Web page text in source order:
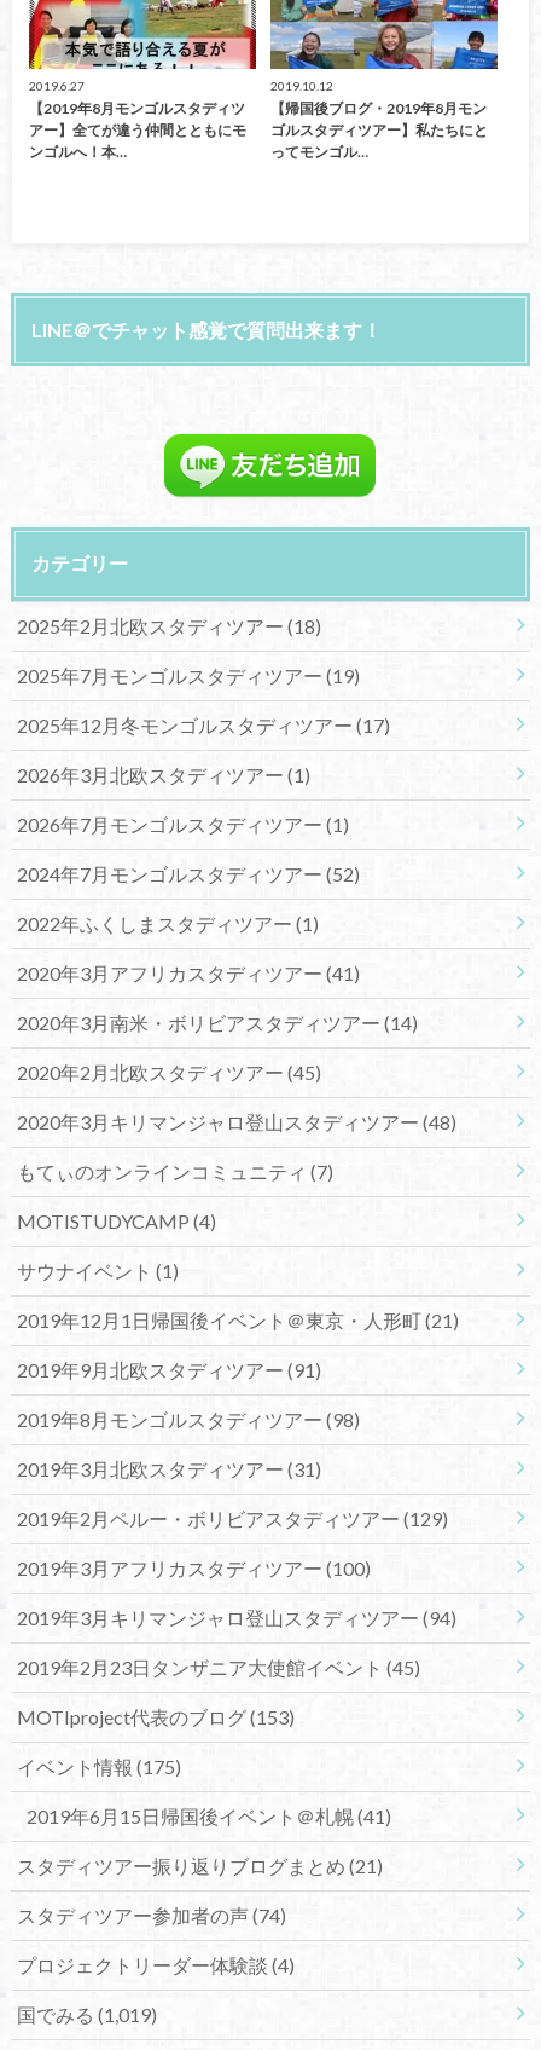
2019.6.27
【2019年8月モンゴルスタディツ
アー】全てが違う仲間とともにモ
ンゴルへ！本…
2019.10.12
【帰国後ブログ・2019年8月モン
ゴルスタディツアー】私たちにと
ってモンゴル…
LINE＠でチャット感覚で質問出来ます！
カテゴリー
2025年2月北欧スタディツアー (18)
2025年7月モンゴルスタディツアー (19)
2025年12月冬モンゴルスタディツアー (17)
2026年3月北欧スタディツアー (1)
2026年7月モンゴルスタディツアー (1)
2024年7月モンゴルスタディツアー (52)
2022年ふくしまスタディツアー (1)
2020年3月アフリカスタディツアー (41)
2020年3月南米・ボリビアスタディツアー (14)
2020年2月北欧スタディツアー (45)
2020年3月キリマンジャロ登山スタディツアー (48)
もてぃのオンラインコミュニティ (7)
MOTISTUDYCAMP (4)
サウナイベント (1)
2019年12月1日帰国後イベント＠東京・人形町(21)
2019年9月北欧スタディツアー (91)
2019年8月モンゴルスタディツアー (98)
2019年3月北欧スタディツアー (31)
2019年2月ペルー・ボリビアスタディツアー (129)
2019年3月アフリカスタディツアー (100)
2019年3月キリマンジャロ登山スタディツアー (94)
2019年2月23日タンザニア大使館イベント (45)
MOTIproject代表のブログ(153)
イベント情報 (175)
2019年6月15日帰国後イベント＠札幌(41)
スタディツアー振り返りブログまとめ (21)
スタディツアー参加者の声(74)
プロジェクトリーダー体験談 (4)
国でみる (1,019)